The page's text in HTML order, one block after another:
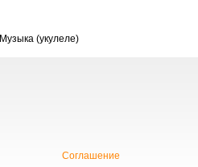
Музыка (укулеле)
Соглашение